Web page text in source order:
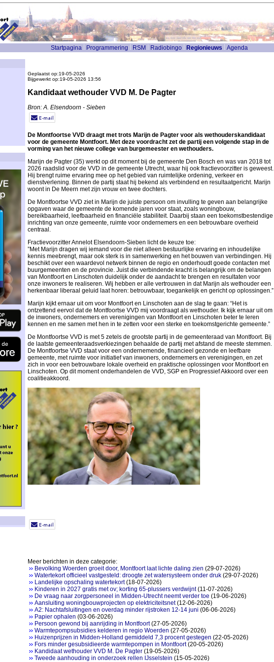
Startpagina Programmering RSM Radiobingo Regionieuws Agenda
Geplaatst op:19-05-2026
Bijgewerkt op:19-05-2026 13:56
Kandidaat wethouder VVD M. De Pagter
Bron: A. Elsendoorn - Sieben
De Montfoortse VVD draagt met trots Marijn de Pagter voor als wethouderskandidaat
voor de gemeente Montfoort. Met deze voordracht zet de partij een volgende stap in de
vorming van het nieuwe college van burgemeester en wethouders.
Marijn de Pagter (35) werkt op dit moment bij de gemeente Den Bosch en was van 2018 tot
2026 raadslid voor de VVD in de gemeente Utrecht, waar hij ook fractievoorzitter is geweest.
Hij brengt ruime ervaring mee op het gebied van ruimtelijke ordening, verkeer en
dienstverlening. Binnen de partij staat hij bekend als verbindend en resultaatgericht. Marijn
woont in De Meern met zijn vrouw en twee dochters.
De Montfoortse VVD ziet in Marijn de juiste persoon om invulling te geven aan belangrijke
opgaven waar de gemeente de komende jaren voor staat, zoals woningbouw,
bereikbaarheid, leefbaarheid en financiële stabiliteit. Daarbij staan een toekomstbestendige
inrichting van onze gemeente, ruimte voor ondernemers en een betrouwbare overheid
centraal.
Fractievoorzitter Annelot Elsendoorn-Sieben licht de keuze toe:
”Met Marijn dragen wij iemand voor die niet alleen bestuurlijke ervaring en inhoudelijke
kennis meebrengt, maar ook sterk is in samenwerking en het bouwen van verbindingen. Hij
beschikt over een waardevol netwerk binnen de regio en onderhoudt goede contacten met
buurgemeenten en de provincie. Juist die verbindende kracht is belangrijk om de belangen
van Montfoort en Linschoten duidelijk onder de aandacht te brengen en resultaten voor
onze inwoners te realiseren. Wij hebben er alle vertrouwen in dat Marijn als wethouder een
herkenbaar liberaal geluid laat horen: betrouwbaar, toegankelijk en gericht op oplossingen.”
Marijn kijkt ernaar uit om voor Montfoort en Linschoten aan de slag te gaan: “Het is
ontzettend eervol dat de Montfoortse VVD mij voordraagt als wethouder. Ik kijk ernaar uit om
de inwoners, ondernemers en verenigingen van Montfoort en Linschoten beter te leren
kennen en me samen met hen in te zetten voor een sterke en toekomstgerichte gemeente.”
De Montfoortse VVD is met 5 zetels de grootste partij in de gemeenteraad van Montfoort. Bij
de laatste gemeenteraadsverkiezingen behaalde de partij met afstand de meeste stemmen.
De Montfoortse VVD staat voor een ondernemende, financieel gezonde en leefbare
gemeente, met ruimte voor initiatief van inwoners, ondernemers en verenigingen, en zet
zich in voor een betrouwbare lokale overheid en praktische oplossingen voor Montfoort en
Linschoten. Op dit moment onderhandelen de VVD, SGP en Progressief Akkoord over een
coalitieakkoord.
Meer berichten in deze categorie:
Bevolking Woerden groeit door, Montfoort laat lichte daling zien (29-07-2026)
Watertekort officieel vastgesteld: droogte zet watersysteem onder druk(29-07-2026)
Landelijke opschaling watertekort(18-07-2026)
Kinderen in 2027 gratis met ov; korting 65-plussers verdwijnt(11-07-2026)
De vraag naar zorgpersoneel in Midden-Utrecht neemt verder toe (19-06-2026)
Aansluiting woningbouwprojecten op elektriciteitsnet(12-06-2026)
A2: Nachtafsluitingen en overdag minder rijstroken 12-14 juni (06-06-2026)
Papier ophalen (03-06-2026)
Persoon gewond bij aanrijding in Montfoort(27-05-2026)
Warmtepompsubsidies kelderen in regio Woerden (27-05-2026)
Huizenprijzen in Midden-Holland gemiddeld 7,3 procent gestegen (22-05-2026)
Fors minder gesubsidieerde warmtepompen in Montfoort(20-05-2026)
Kandidaat wethouder VVD M. De Pagter(19-05-2026)
Tweede aanhouding in onderzoek rellen IJsselstein (15-05-2026)